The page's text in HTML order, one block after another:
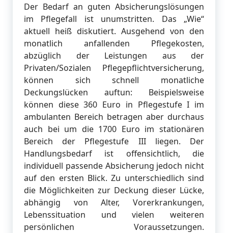
Der Bedarf an guten Absicherungslösungen
im Pflegefall ist unumstritten. Das „Wie“
aktuell heiß diskutiert. Ausgehend von den
monatlich anfallenden Pflegekosten,
abzüglich der Leistungen aus der
Privaten/Sozialen Pflegepflichtversicherung,
können sich schnell monatliche
Deckungslücken auftun: Beispielsweise
können diese 360 Euro in Pflegestufe I im
ambulanten Bereich betragen aber durchaus
auch bei um die 1700 Euro im stationären
Bereich der Pflegestufe III liegen. Der
Handlungsbedarf ist offensichtlich, die
individuell passende Absicherung jedoch nicht
auf den ersten Blick. Zu unterschiedlich sind
die Möglichkeiten zur Deckung dieser Lücke,
abhängig von Alter, Vorerkrankungen,
Lebenssituation und vielen weiteren
persönlichen Voraussetzungen.